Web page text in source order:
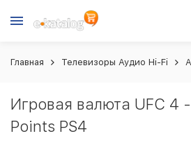
Главная Телевизоры Аудио Hi-Fi
Игровая валюта UFC 4
Points PS4